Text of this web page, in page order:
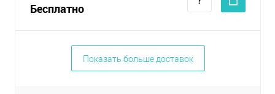
Бесплатно
Показать больше доставок